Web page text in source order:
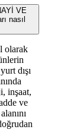
VE
nasıl
olarak
dışı
inşaat,
ve